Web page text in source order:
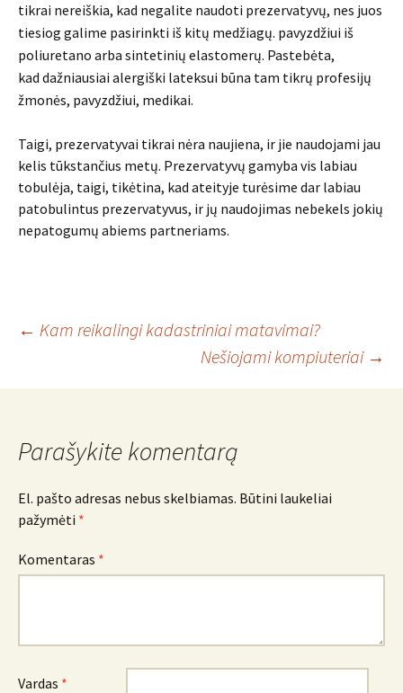
tikrai nereiškia, kad negalite naudoti prezervatyvų, nes juos
tiesiog galime pasirinkti iš kitų medžiagų. pavyzdžiui iš
poliuretano arba sintetinių elastomerų. Pastebėta,
kad dažniausiai alergiški lateksui būna tam tikrų profesijų
žmonės, pavyzdžiui, medikai.
Taigi, prezervatyvai tikrai nėra naujiena, ir jie naudojami jau
kelis tūkstančius metų. Prezervatyvų gamyba vis labiau
tobulėja, taigi, tikėtina, kad ateityje turėsime dar labiau
patobulintus prezervatyvus, ir jų naudojimas nebekels jokių
nepatogumų abiems partneriams.
Įrašo
navigacija
← Kam reikalingi kadastriniai matavimai?
Nešiojami kompiuteriai →
Parašykite komentarą
El. pašto adresas nebus skelbiamas. Būtini laukeliai
pažymėti *
Komentaras *
Vardas *